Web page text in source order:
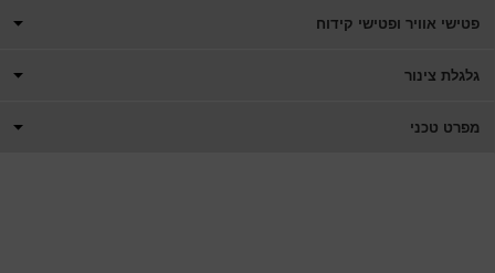
פטישי אוויר ופטישי קידוח
גלגלת צינור
מפרט טכני